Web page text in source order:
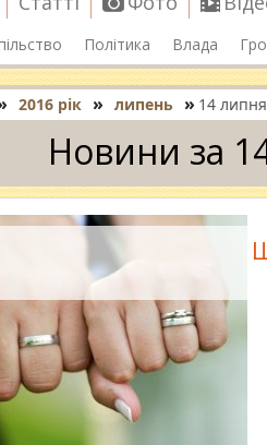
Політика Влада
2016 рік » липень » 14 липня
Новини за